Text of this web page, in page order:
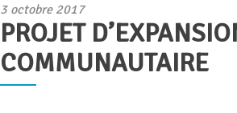
Publié
le
3 octobre 2017
PROJET
COMMUNAUTAIRE